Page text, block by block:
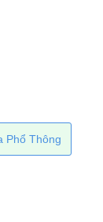
Phổ Thông